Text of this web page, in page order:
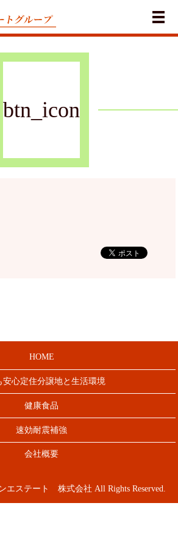
メ
btn_icon
HOME
安心定住分譲地と生活環境
健康食品
速効耐震補強
会社概要
エステート 株式会社 All Rights Reserved.